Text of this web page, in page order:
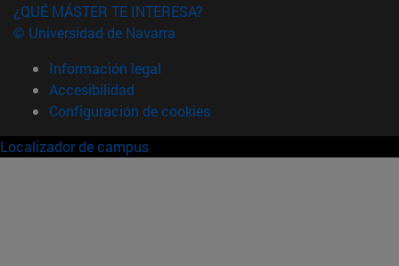
¿QUÉ MÁSTER TE INTERESA?
© Universidad de Navarra
Información legal
Accesibilidad
Configuración de cookies
Localizador de campus